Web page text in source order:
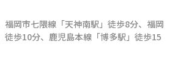
福岡市七隈線 「天神南駅 」 徒歩8分、 福岡
徒歩10分、 鹿児島本線 「博多駅 」 徒歩15